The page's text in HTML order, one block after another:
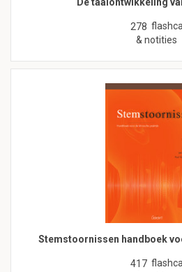
278
& notities
Stemstoornissen handboek
417